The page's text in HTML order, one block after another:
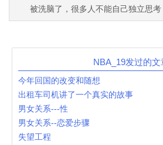
被洗脑了，很多人不能自己独立思考
NBA_19发过的文
今年回国的改变和随想
出租车司机讲了一个真实的故事
男女关系---性
男女关系--恋爱步骤
失望工程